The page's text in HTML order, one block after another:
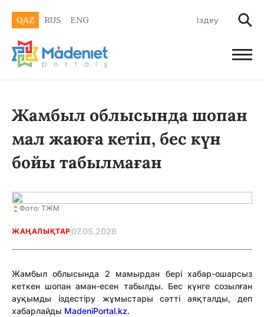
QAZ RUS ENG
Жамбыл облысында шопан
мал жаюға кетіп, бес күн
бойы табылмаған
Фото: ТЖМ
ЖАҢАЛЫҚТАР 07.05.2026
Жамбыл облысында 2 мамырдан бері хабар-ошарсыз
кеткен шопан аман-есен табылды. Бес күнге созылған
ауқымды іздестіру жұмыстары сәтті аяқталды, деп
хабарлайды MadeniPortal.kz.